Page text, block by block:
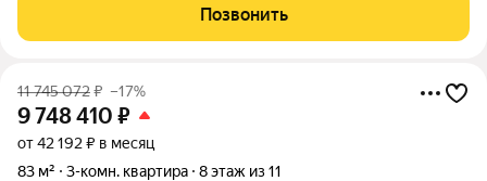
фотографии СООТВЕТСТВУЮТ
Позвонить
11 745 072₽ –17%
9 748 410 ₽
от 42 192 ₽ в месяц
83 м²
3-комн. квартира 8 этаж из 11